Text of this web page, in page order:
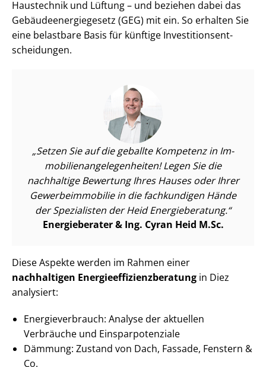
Haustechnik und Lüftung – und beziehen dabei das
Ge­bäu­de­en­er­gie­ge­setz (GEG) mit ein. So erhalten Sie
eine belastbare Basis für künftige In­ves­ti­ti­ons­ent­
schei­dun­gen.
Setzen Sie auf die geballte Kompetenz in Im­
mo­bi­li­en­an­ge­le­gen­hei­ten! Legen Sie die
nachhaltige Bewertung Ihres Hauses oder Ihrer
Ge­wer­be­im­mo­bi­lie in die fachkundigen Hände
der Spezialisten der Heid Energieberatung.
Energieberater & Ing. Cyran Heid M.Sc.
Diese Aspekte werden im Rahmen einer
nachhaltigen En­er­gie­ef­fi­zi­enz­be­ra­tung in Diez
analysiert:
En­er­gie­ver­brauch: Analyse der aktuellen
Verbräuche und Ein­spar­po­ten­zia­le
Dämmung: Zustand von Dach, Fassade, Fenstern &
Co.